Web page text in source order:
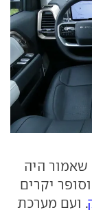
שאמור היה
יקרים
. ועם מערכת